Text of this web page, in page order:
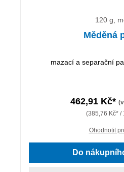
120 g,
Měděná
mazací a separační
462,91 Kč*
(385,76 Kč* /
Ohodnotit
Do